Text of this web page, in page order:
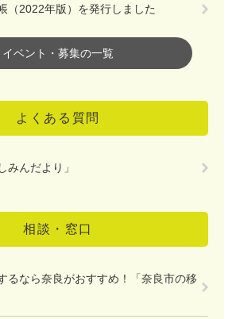
（2022年版）を発行しました
イベント・募集の一覧
よくある質問
みんだより」
相談・窓口
るなら奈良がおすすめ！「奈良市の移